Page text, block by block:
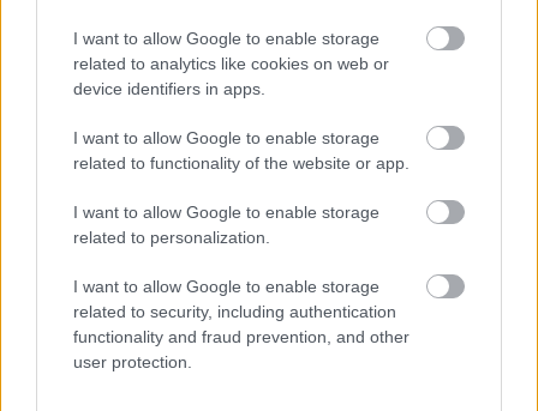
I want to allow Google to enable storage
related to analytics like cookies on web or
device identifiers in apps.
I want to allow Google to enable storage
related to functionality of the website or app.
I want to allow Google to enable storage
related to personalization.
I want to allow Google to enable storage
related to security, including authentication
functionality and fraud prevention, and other
user protection.
mintha csak te tudnád (itt tudsz könnyen
megjegyezhető jelszavakat
generálni:pass.rasm.se
Használj biztonságos jelszókezelő
programokat mint azF-Secure KEY
(ingyenes),1Password(25 dollár),
Roboform(évi 10 dollár), amik titkosítva
tárolják a jelszavaidat (van amelyik nem csak
a számítógépeden hanem a mobilodon is
elérhetővé teszi azokat).